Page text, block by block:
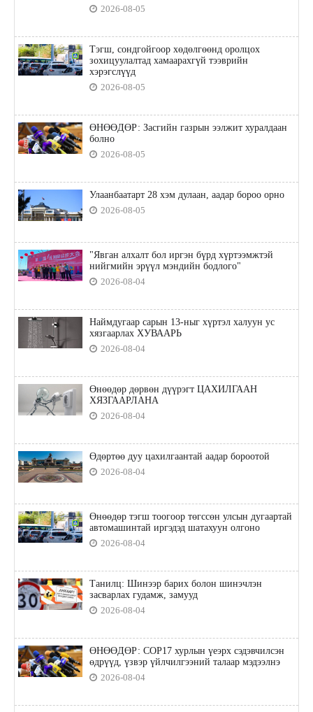
2026-08-05
Тэгш, сондгойгоор хөдөлгөөнд оролцох
зохицуулалтад хамаарахгүй тээврийн
хэрэгслүүд
2026-08-05
ӨНӨӨДӨР: Засгийн газрын ээлжит хуралдаан
болно
2026-08-05
Улаанбаатарт 28 хэм дулаан, аадар бороо орно
2026-08-05
"Явган алхалт бол иргэн бүрд хүртээмжтэй
нийгмийн эрүүл мэндийн бодлого"
2026-08-04
Наймдугаар сарын 13-ныг хүртэл халуун ус
хязгаарлах ХУВААРЬ
2026-08-04
Өнөөдөр дөрвөн дүүрэгт ЦАХИЛГААН
ХЯЗГААРЛАНА
2026-08-04
Өдөртөө дуу цахилгаантай аадар бороотой
2026-08-04
Өнөөдөр тэгш тоогоор төгссөн улсын дугаартай
автомашинтай иргэдэд шатахуун олгоно
2026-08-04
Танилц: Шинээр барих болон шинэчлэн
засварлах гудамж, замууд
2026-08-04
ӨНӨӨДӨР: COP17 хурлын үеэрх сэдэвчилсэн
өдрүүд, үзвэр үйлчилгээний талаар мэдээлнэ
2026-08-04